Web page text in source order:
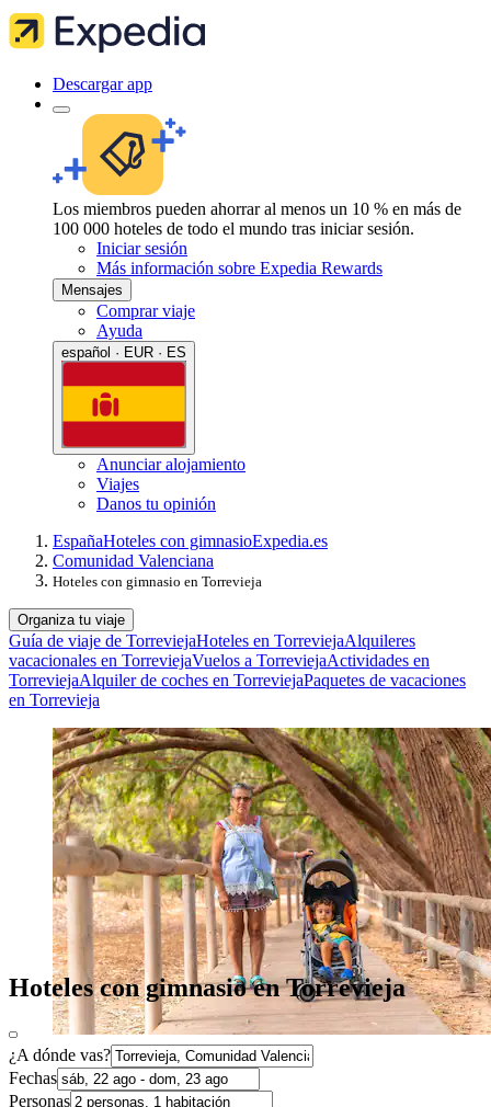
Descargar app
Los miembros pueden ahorrar al menos un 10 % en más de
100 000 hoteles de todo el mundo tras iniciar sesión.
Iniciar sesión
Más información sobre Expedia Rewards
Mensajes
Comprar viaje
Ayuda
español · EUR · ES
Anunciar alojamiento
Viajes
Danos tu opinión
EspañaHoteles con gimnasioExpedia.es
Comunidad Valenciana
Hoteles con gimnasio en Torrevieja
Organiza tu viaje
Guía de viaje de TorreviejaHoteles en TorreviejaAlquileres
vacacionales en TorreviejaVuelos a TorreviejaActividades en
TorreviejaAlquiler de coches en TorreviejaPaquetes de vacaciones
en Torrevieja
Hoteles con gimnasio en Torrevieja
¿A dónde vas?
Fechas
Personas